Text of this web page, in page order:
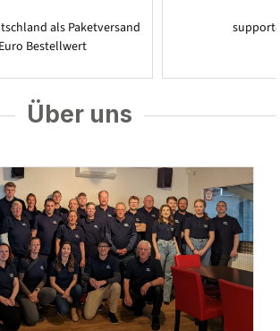
als Paketversand
Bestellwert
Über uns